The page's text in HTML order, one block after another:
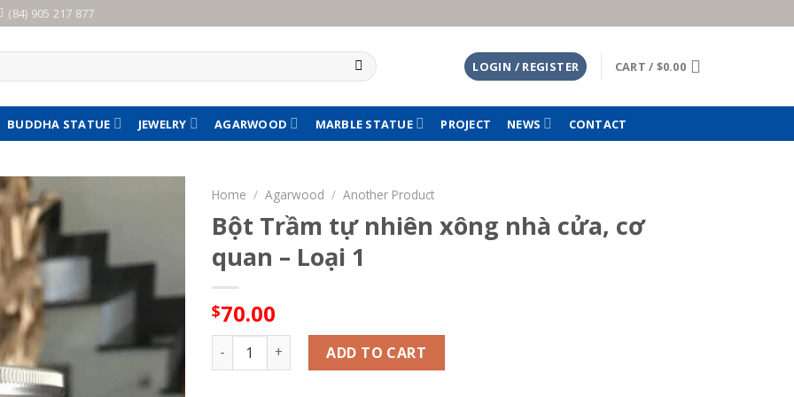
(84) 905 217 877
LOGIN / REGISTER CART / $0.00
BUDDHA STATUE JEWELRY AGARWOOD MARBLE STATUE PROJECT NEWS CONTACT
Home / Agarwood / Another Product
Bột Trầm tự nhiên xông nhà cửa, cơ
quan – Loại 1
$70.00
Bột Trầm tự nhiên xông nhà cửa, cơ quan - Loại 1 quantity
ADD TO CART